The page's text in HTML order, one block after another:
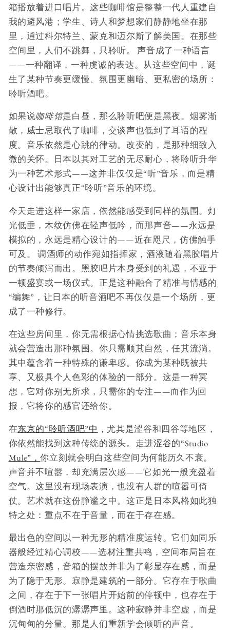
箱播放着进口唱片。这些咖啡馆是整整一代人重建自
我的避风港；学生、诗人和梦想家们静静地坐在那
里，通过科尔特兰、蒙克和迈尔斯了解美国。在那些
空间里，人们不跳舞，只聆听。 声音成了一种语言
——一种翻译，一种虔诚的表达。从这些空间中，诞
生了某种节奏更缓慢、氛围更幽暗、更私密的场所：
聆听酒吧。
如果说咖啡馆是白昼，那么聆听吧便是黑夜。烟雾渐
散，威士忌取代了咖啡，交谈声也低到了耳语的程
度。音乐依然是心跳的律动。改变的，是那种细致入
微的关怀。日本以其对工艺的无尽耐心，将聆听升华
为一种艺术形式——这并非仅仅是“听”音乐，而是精
心设计出能够真正“聆听”音乐的环境。
今天走进这样一家店，依然能感受到同样的氛围。灯
光低垂，木纹仿佛在轻声低吟，而那声音——永远是
模拟的，永远是精心设计的——近在咫尺，仿佛触手
可及。 调酒师的动作宛如指挥家，酒液随着黑胶唱片
的节奏倾泻而出。黑胶唱片本身受到的礼遇，不亚于
一顿盛宴或一场仪式。正是这种融合了精准与情感的
“编舞”，让日本的听音酒吧不再仅仅是一个场所，更
成了一种修行。
在这些房间里，你无需根据心情挑选歌曲；音乐本身
就会营造出那种氛围。你只需顺其自然，任其流淌。
其中蕴含着一种特殊的谦卑感。你成为某种既被共
享、又极具个人色彩的体验的一部分。这是一种冥
想，它对你别无所求，只需你的专注——而作为回
报，它将你的感官还给你。
在东京的“聆听酒吧”中 ，尤其是涩谷和四谷等地区，
你依然能找到这种传统的源头。走进涩谷的“Studio
Mule”，你立刻就会明白这些空间为何能历久不衰。
声音并不喧嚣，却充满层次感——它如光一般充盈着
空气。这里没有现场表演，也没有人群的喧嚣可倚
仗。艺术就在这份静谧之中。这正是日本风格如此独
特之处：重点不在于音量，而在于存在感。
最出色的空间以一种无形的精准度运转。它们如同乐
器般经过精心调校——选材注重共鸣，空间布局旨在
营造亲密感，音箱的摆放并非为了彰显存在感，而是
为了隐于无形。寂静是建筑的一部分。它存在于歌曲
之间，存在于下一张唱片开始前的停顿中，也存在于
倒酒时那低沉的潺潺声里。这种寂静并非空虚，而是
沉甸甸的分量。那是人们重新学会倾听的声音。